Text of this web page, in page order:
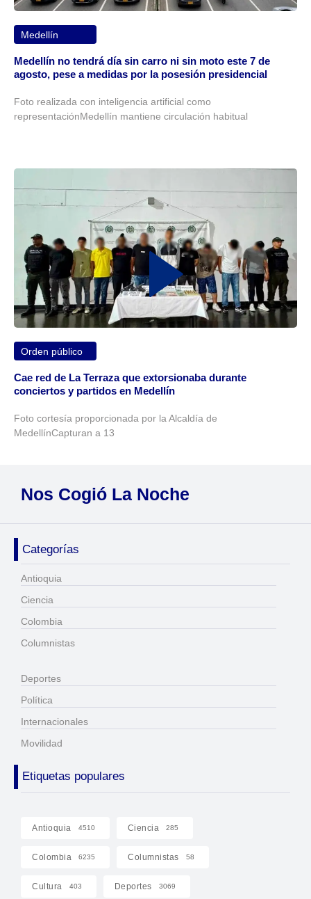
Medellín
Medellín no tendrá día sin carro ni sin moto este 7 de
agosto, pese a medidas por la posesión presidencial
Foto realizada con inteligencia artificial como
representaciónMedellín mantiene circulación habitual
Orden público
Cae red de La Terraza que extorsionaba durante
conciertos y partidos en Medellín
Foto cortesía proporcionada por la Alcaldía de
MedellínCapturan a 13
Nos Cogió La Noche
Categorías
Antioquia
Ciencia
Colombia
Columnistas
Deportes
Política
Internacionales
Movilidad
Etiquetas populares
Antioquia 4510 Ciencia 285
Colombia 6235 Columnistas 58
Cultura 403 Deportes 3069